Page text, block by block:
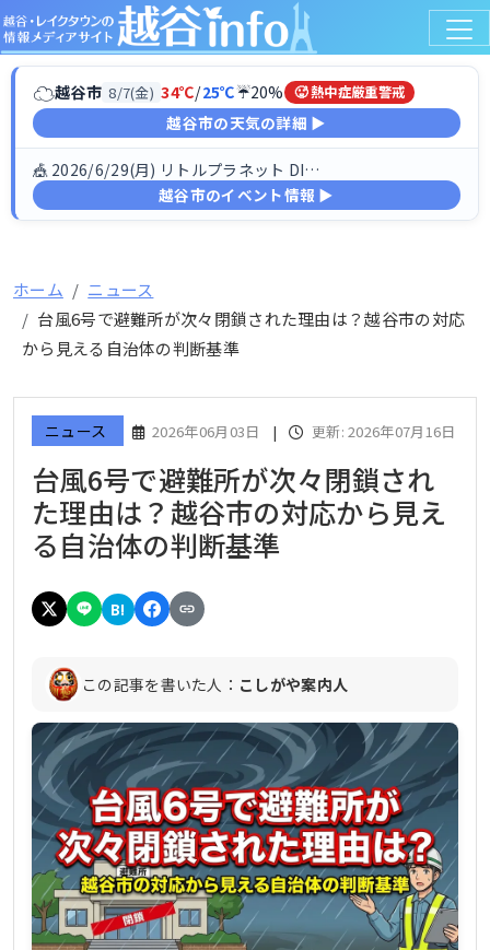
☁越谷市 8/7(金) 34℃/25℃☔20% 🥵 熱中症厳重警戒
越谷市の天気の詳細 ▶
🎪 2026/6/29(月) リトルプラネット DINO FESTIV…
越谷市のイベント情報 ▶
ホーム
ニュース
台風6号で避難所が次々閉鎖された理由は？越谷市の対応
から見える自治体の判断基準
ニュース 2026年06月03日 | 更新: 2026年07月16日
台風6号で避難所が次々閉鎖され
た理由は？越谷市の対応から見え
る自治体の判断基準
B!
この記事を書いた人： こしがや案内人